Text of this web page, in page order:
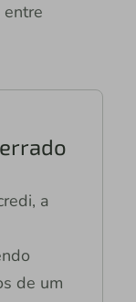
entre
a
de um